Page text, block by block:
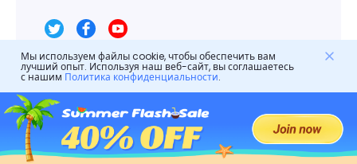
Оставить ответ
Мы используем файлы cookie, чтобы обеспечить вам
лучший опыт. Используя наш веб-сайт, вы соглашаетесь
с нашим Политика конфиденциальности.